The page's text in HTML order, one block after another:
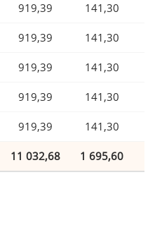
919,39 141,30
919,39 141,30
919,39 141,30
919,39 141,30
919,39 141,30
11 032,68 1 695,60